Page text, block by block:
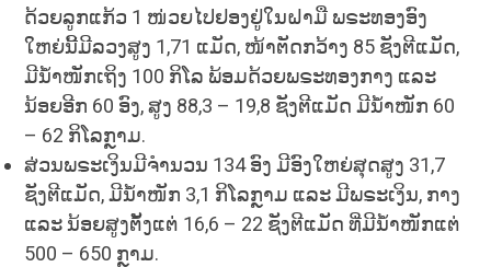
ດ້ວຍລູກແກ້ວ 1 ໜ່ວຍໄປຢອງຢູ່ໃນຝາມື ພຣະທອງອົງ
ໃຫຍ່ນີ້ມີລວງສູງ 1,71 ແມັດ, ໜ້າຕັດກວ້າງ 85 ຊັງຕີແມັດ,
ມີນ້ຳໜັກເຖິງ 100 ກິໂລ ພ້ອມດ້ວຍພຣະທອງກາງ ແລະ
ນ້ອຍອີກ 60 ອົງ, ສູງ 88,3 – 19,8 ຊັງຕີແມັດ ມີນ້ຳໜັກ 60
– 62 ກິໂລກຼາມ.
ສ່ວນພຣະເງິນມີຈຳນວນ 134 ອົງ ມີອົງໃຫຍ່ສຸດສູງ 31,7
ຊັງຕີແມັດ, ມີນ້ຳໜັກ 3,1 ກິໂລກຼາມ ແລະ ມີພຣະເງິນ, ກາງ
ແລະ ນ້ອຍສູງຕັ້ງແຕ່ 16,6 – 22 ຊັງຕີແມັດ ທີ່ມີນ້ຳໜັກແຕ່
500 – 650 ກຼາມ.